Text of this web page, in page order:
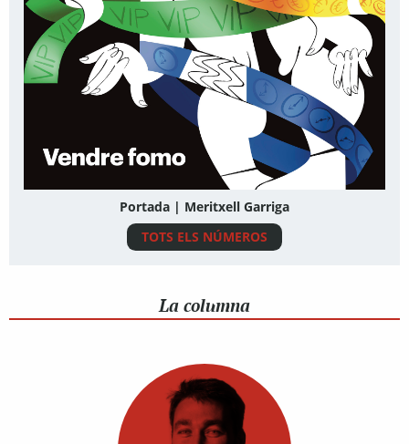
Portada | Meritxell Garriga
TOTS ELS NÚMEROS
La columna